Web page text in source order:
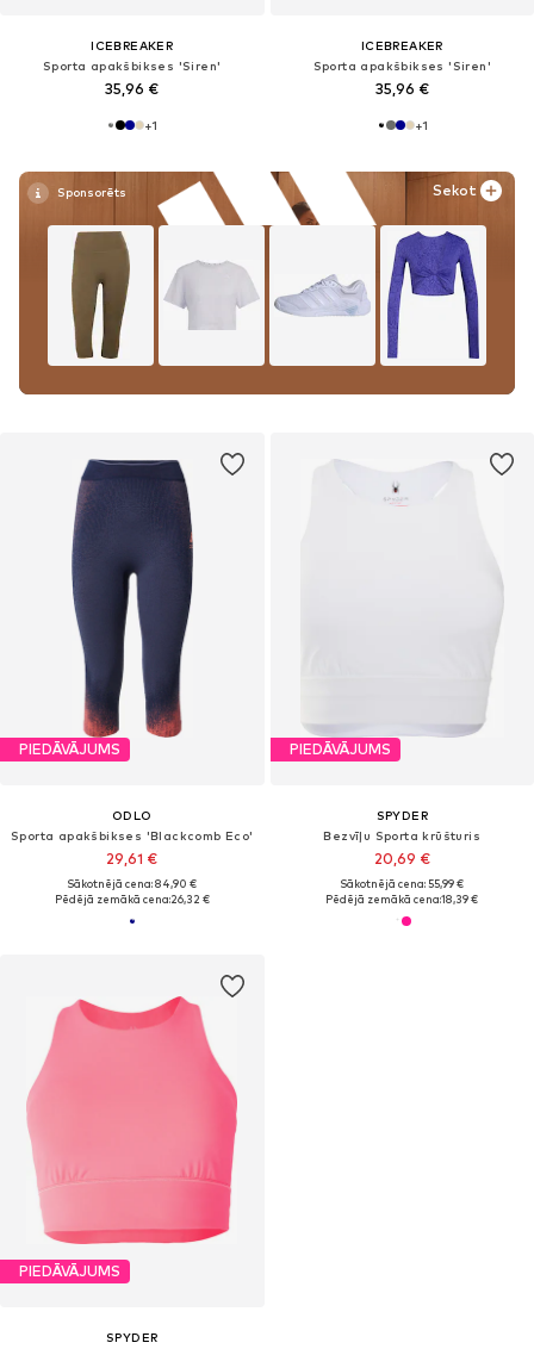
ICEBREAKER
Sporta apakšbikses 'Siren'
35,96 €
+1
Sekot
ICEBREAKER
Sporta apakšbikses 'Siren'
35,96 €
+1
PIEDĀVĀJUMS
ODLO
Sporta apakšbikses 'Blackcomb Eco'
29,61 €
Sākotnējā cena: 84,90 €
Pēdējā zemākā cena:26,32 €
PIEDĀVĀJUMS
SPYDER
Bezvīļu Sporta krūšturis
20,69 €
Sākotnējā cena: 55,99 €
Pēdējā zemākā cena:18,39 €
PIEDĀVĀJUMS
SPYDER